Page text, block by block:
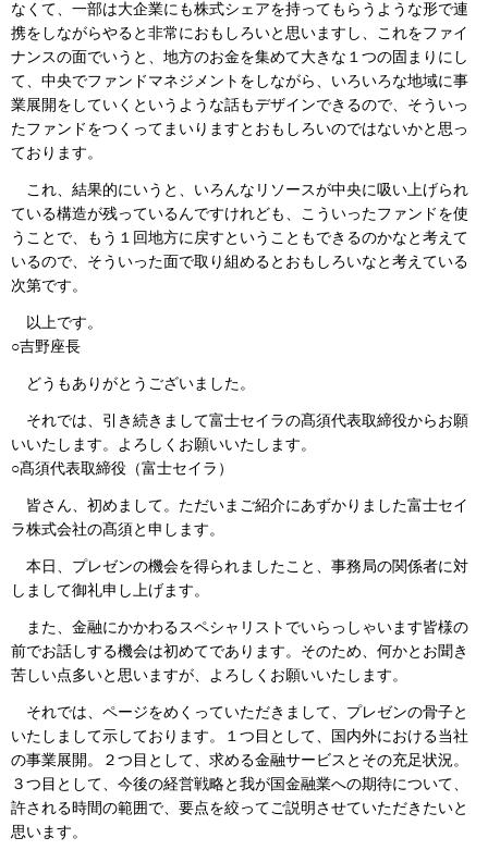
なくて、一部は大企業にも株式シェアを持ってもらうような形で連
携をしながらやると非常におもしろいと思いますし、これをファイ
ナンスの面でいうと、地方のお金を集めて大きな１つの固まりにし
て、中央でファンドマネジメントをしながら、いろいろな地域に事
業展開をしていくというような話もデザインできるので、そういっ
たファンドをつくってまいりますとおもしろいのではないかと思っ
ております。
これ、結果的にいうと、いろんなリソースが中央に吸い上げられ
ている構造が残っているんですけれども、こういったファンドを使
うことで、もう１回地方に戻すということもできるのかなと考えて
いるので、そういった面で取り組めるとおもしろいなと考えている
次第です。
以上です。
○吉野座長
どうもありがとうございました。
それでは、引き続きまして富士セイラの髙須代表取締役からお願
いいたします。よろしくお願いいたします。
○髙須代表取締役（富士セイラ）
皆さん、初めまして。ただいまご紹介にあずかりました富士セイ
ラ株式会社の髙須と申します。
本日、プレゼンの機会を得られましたこと、事務局の関係者に対
しまして御礼申し上げます。
また、金融にかかわるスペシャリストでいらっしゃいます皆様の
前でお話しする機会は初めてであります。そのため、何かとお聞き
苦しい点多いと思いますが、よろしくお願いいたします。
それでは、ページをめくっていただきまして、プレゼンの骨子と
いたしまして示しております。１つ目として、国内外における当社
の事業展開。２つ目として、求める金融サービスとその充足状況。
３つ目として、今後の経営戦略と我が国金融業への期待について、
許される時間の範囲で、要点を絞ってご説明させていただきたいと
思います。